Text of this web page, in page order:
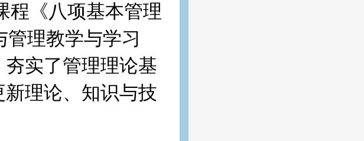
程《八项基本管理
理教学与学习
实了管理理论基
理论、知识与技